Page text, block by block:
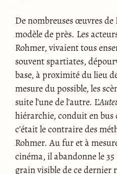
De nombreuses œuvres
modèle de près. Les
Rohmer, vivaient tous
souvent spartiates,
base, à proximité du lieu
mesure du possible, les
suite l’une de l’autre. L’
hiérarchie, conduit en bus
c’était le contraire des
Rohmer. Au fur et à
cinéma, il abandonne le
grain visible de ce dernier